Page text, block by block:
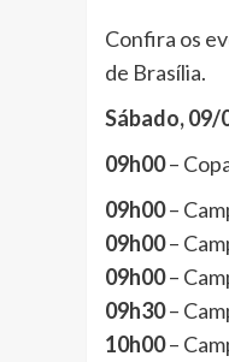
Confira os
de Brasília.
Sábado, 09/
09h00–
09h00–
09h00–
09h00–
09h30–
10h00–